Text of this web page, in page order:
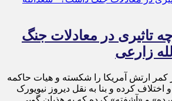
عملیات نصر ۲ چه تاثیری در معادلات جنگ
زارعی
کمر ارتش آمریکا را شکسته و هیات حاکمه
اختلاف کرده و بنا به نقل دیروز نیویورک